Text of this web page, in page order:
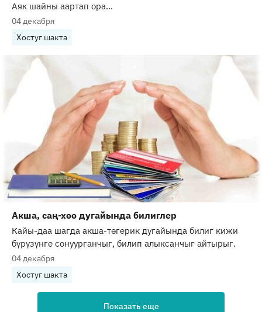
Аяк шайны аартап ора...
04 декабря
Хостуг шакта
Акша, саң-хөө дугайында билиглер
Кайы-даа шагда акша-төгерик дугайында билиг кижи
бүрүзүнге сонуурганчыг, билип алыксанчыг айтырыг.
04 декабря
Хостуг шакта
Показать еще